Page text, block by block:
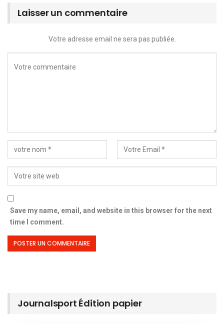
Laisser un commentaire
Votre adresse email ne sera pas publiée.
Save my name, email, and website in this browser for the next
time I comment.
Journalsport Édition papier